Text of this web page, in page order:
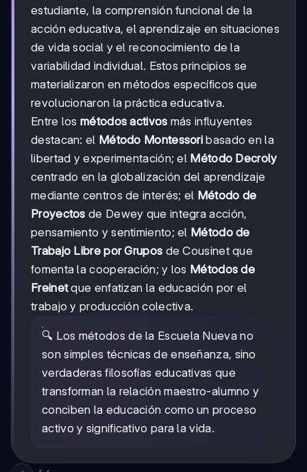
estudiante, la comprensión funcional de la
acción educativa, el aprendizaje en situaciones
de vida social y el reconocimiento de la
variabilidad individual. Estos principios se
materializaron en métodos específicos que
revolucionaron la práctica educativa.
Entre los métodos activos más influyentes
destacan: el Método Montessori basado en la
libertad y experimentación; el Método Decroly
centrado en la globalización del aprendizaje
mediante centros de interés; el Método de
Proyectos de Dewey que integra acción,
pensamiento y sentimiento; el Método de
Trabajo Libre por Grupos de Cousinet que
fomenta la cooperación; y los Métodos de
Freinetque enfatizan la educación por el
trabajo y producción colectiva.
🔍 Los métodos de la Escuela Nueva no
son simples técnicas de enseñanza, sino
verdaderas filosofías educativas que
transforman la relación maestro-alumno y
conciben la educación como un proceso
activo y significativo para la vida.